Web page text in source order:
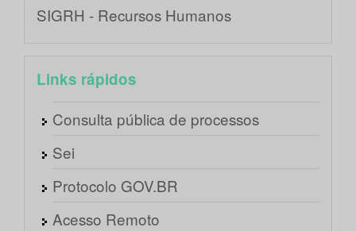
SIGRH - Recursos Humanos
Links rápidos
Consulta pública de processos
Sei
Protocolo GOV.BR
Acesso Remoto